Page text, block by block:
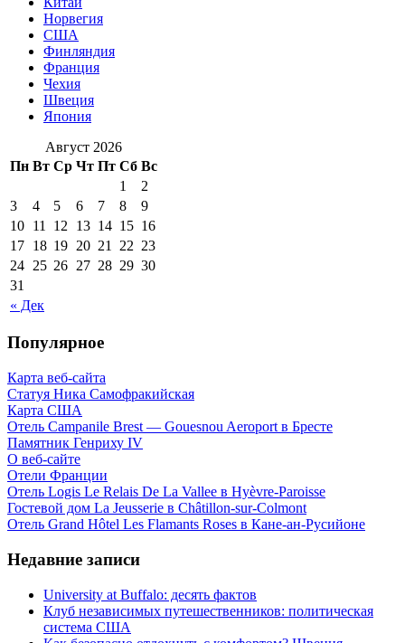
Норвегия
США
Финляндия
Франция
Чехия
Швеция
Япония
Август 2026
Пн Вт Ср Чт Пт Сб Вс
« Дек
1
2
3
4 5 6 7 8
9
10 11 12 13 14 15 16
17 18 19 20 21 22 23
24 25 26 27 28 29 30
31
Популярное
Карта веб-сайта
Статуя Ника Самофракийская
Карта США
Отель Campanile Brest — Gouesnou Aeroport в Бресте
Памятник Генриху IV
О веб-сайте
Отели Франции
Отель Logis Le Relais De La Vallee в Hyèvre-Paroisse
Гостевой дом La Jeusserie в Châtillon-sur-Colmont
Отель Grand Hôtel Les Flamants Roses в Кане-ан-Русийоне
Недавние записи
University at Buffalo: десять фактов
Клуб независимых путешественников: политическая
система США